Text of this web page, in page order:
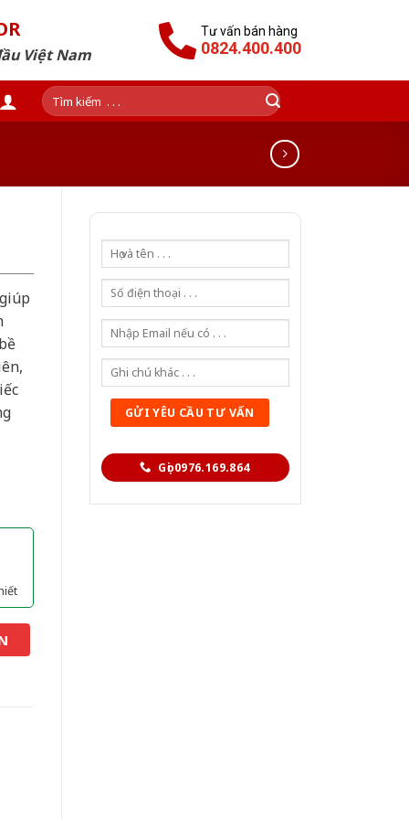
Việt Nam
Tư vấn bán hàng
0824.400.400
Tìm
kiếm:
Gọi 0976.169.864